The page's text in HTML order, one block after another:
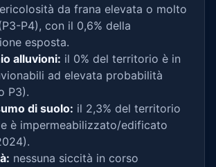
da frana elevata o molto
P4), con il 0,6% della
esposta.
alluvioni: il 0% del territorio è in
ad elevata probabilità
P3).
di suolo: il 2,3% del territorio
è impermeabilizzato/edificato
nessuna siccità in corso